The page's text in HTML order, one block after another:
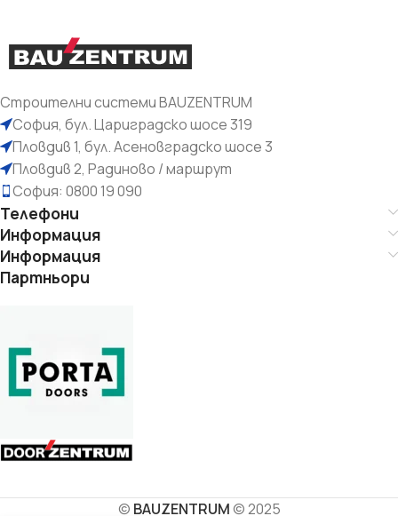
Строителни системи BAUZENTRUM
София, бул. Цариградско шосе 319
Пловдив 1, бул. Асеновградско шосе 3
Пловдив 2, Радиново / маршрут
София: 0800 19 090
Телефони
Информация
Информация
Партньори
© BAUZENTRUM© 2025